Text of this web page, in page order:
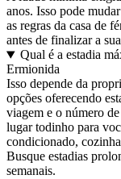
anos. Isso pode
as regras da casa de
antes de finalizar a
Qual é a estadia
Ermionida
Isso depende da
opções oferecendo
viagem e o número
lugar todinho para
condicionado,
Busque estadias
semanais.